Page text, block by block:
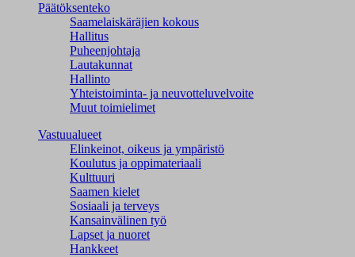
Päätöksenteko
Saamelaiskäräjien kokous
Hallitus
Puheenjohtaja
Lautakunnat
Hallinto
Yhteistoiminta- ja neuvotteluvelvoite
Muut toimielimet
Vastuualueet
Elinkeinot, oikeus ja ympäristö
Koulutus ja oppimateriaali
Kulttuuri
Saamen kielet
Sosiaali ja terveys
Kansainvälinen työ
Lapset ja nuoret
Hankkeet